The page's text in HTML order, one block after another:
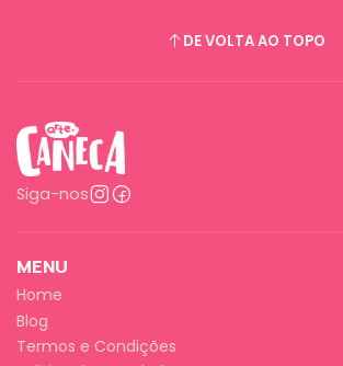
DE VOLTA AO TOPO
Siga-nos
MENU
Home
Blog
Termos e Condições